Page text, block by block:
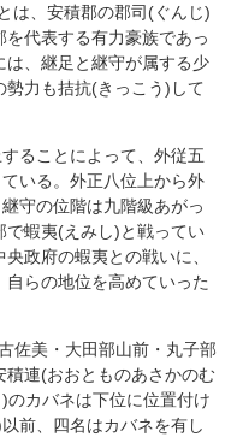
は、安積郡の郡司(ぐんじ)
代表する有力豪族であっ
は、継足と継守が属する少
力も拮抗(きっこう)して
ることによって、外従五
いる。外正八位上から外
守の位階は九階級あがっ
で蝦夷(えみし)と戦ってい
政府の蝦夷との戦いに、
らの地位を高めていった
佐美・大田部山前・丸子部
連(おおとものあさかのむ
のカバネは下位に位置付け
前、四名はカバネを有し